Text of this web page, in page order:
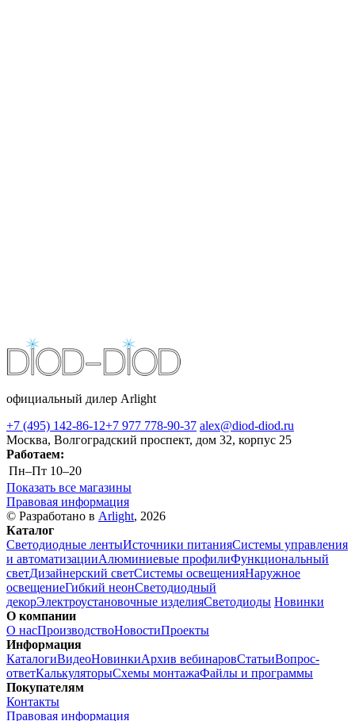
официальный дилер Arlight
+7 (495) 142-86-12+7 977 778-90-37 alex@diod-diod.ru
Москва, Волгоградский проспект, дом 32, корпус 25
Работаем:
Пн–Пт 10–20
Показать все магазины
Правовая информация
© Разработано в Arlight, 2026
Каталог
Светодиодные лентыИсточники питанияСистемы управления
и автоматизацииАлюминиевые профилиФункциональный
светДизайнерский светСистемы освещенияНаружное
освещениеГибкий неонСветодиодный
декорЭлектроустановочные изделияСветодиоды Новинки
О компании
О насПроизводствоНовостиПроекты
Информация
КаталогиВидеоНовинкиАрхив вебинаровСтатьиВопрос-
ответКалькуляторыСхемы монтажаФайлы и программы
Покупателям
Контакты
Правовая информация